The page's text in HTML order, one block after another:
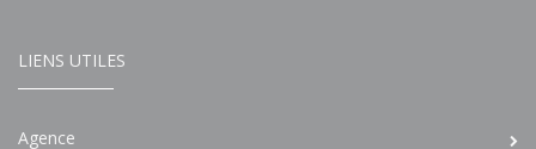
LIENS UTILES
Agence